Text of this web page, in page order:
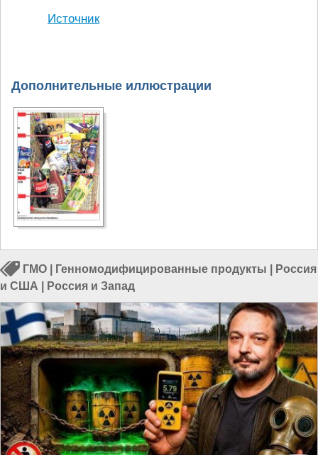
Источник
Дополнительные иллюстрации
ГМО Генномодифицированные продукты
Россия
и США
Россия и Запад